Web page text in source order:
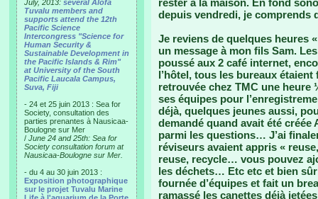
July, 2013: several Alofa
Tuvalu members and
supports attend the 12th
Pacific Science
Intercongress "Science for
Human Security &
Sustainable Development in
the Pacific Islands & Rim"
at University of the South
Pacific Laucala Campus,
Suva, Fiji
- 24 et 25 juin 2013 : Sea for
Society, consultation des
parties prenantes à Nausicaa-
Boulogne sur Mer
/ June 24 and 25th: Sea for
Society consultation forum at
Nausicaa-Boulogne sur Mer.
- du 4 au 30 juin 2013 :
Exposition photographique
sur le projet Tuvalu Marine
rester à la maison. En fond
depuis vendredi, je comprends
Je reviens de quelques heures
un message à mon fils Sam.
poussé aux 2 café internet,
l’hôtel, tous les bureaux
retrouvée chez TMC une heure
ses équipes pour
déjà, quelques jeunes aussi,
demandé quand avait été
parmi les questions… J’ai
réviseurs avaient appris «
reuse, recycle… vous pouvez
les déchets… Etc etc et bien
fournée d’équipes et fait un
ramassé les canettes déjà